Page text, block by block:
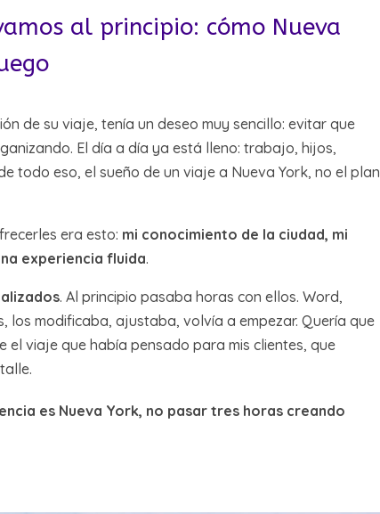
al principio: cómo Nueva
de su viaje, tenía un deseo muy sencillo: evitar que
El día a día ya está lleno: trabajo, hijos,
todo eso, el sueño de un viaje a Nueva York, no el plan
era esto: mi conocimiento de la ciudad, mi
experiencia fluida.
. Al principio pasaba horas con ellos. Word,
los modificaba, ajustaba, volvía a empezar. Quería que
viaje que había pensado para mis clientes, que
es Nueva York, no pasar tres horas creando